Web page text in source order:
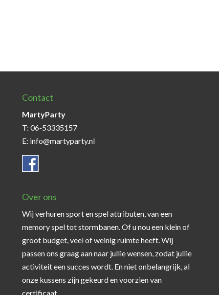
Contact
MartyParty
T: 06-53335157
E: info@martyparty.nl
Over ons
Wij verhuren sport en spel attributen, van een
memory spel tot stormbanen. Of u nou een klein of
groot budget, veel of weinig ruimte heeft. Wij
passen ons graag aan naar jullie wensen, zodat jullie
activiteit een succes wordt. En niet onbelangrijk, al
onze kussens zijn gekeurd en voorzien van
certificaat.